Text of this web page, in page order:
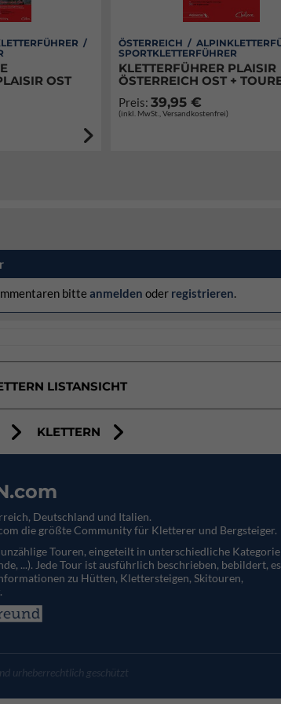
/
OST
ÖSTERREICH /
SPORTKLETTERFÜHRER
KLETTERFÜHRER PLAISIR
ÖSTERREICH OST +
Preis: 39,95 €
(inkl. MwSt., Versandkostenfrei)
bitte anmelden oder registrieren.
LISTANSICHT
KLETTERN
Deutschland und Italien.
die größte Community für Kletterer und Bergsteiger.
Touren, eingeteilt in unterschiedliche
...). Jede Tour ist ausführlich beschrieben, bebildert, es
zu Hütten, Klettersteigen, Skitouren,
urheberrechtlich geschützt